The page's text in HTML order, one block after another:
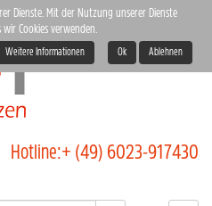
Hotline:+ (49) 6023-917430
Dienste. Mit der Nutzung unserer Dienste
wir Cookies verwenden.
Weitere Informationen Ok Ablehnen